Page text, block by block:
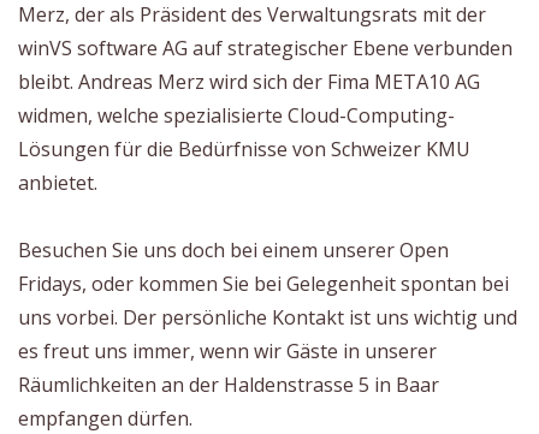
Merz, der als Präsident des Verwaltungsrats mit der
winVS software AG auf strategischer Ebene verbunden
bleibt. Andreas Merz wird sich der Fima META10 AG
widmen, welche spezialisierte Cloud-Computing-
Lösungen für die Bedürfnisse von Schweizer KMU
anbietet.
Besuchen Sie uns doch bei einem unserer Open
Fridays, oder kommen Sie bei Gelegenheit spontan bei
uns vorbei. Der persönliche Kontakt ist uns wichtig und
es freut uns immer, wenn wir Gäste in unserer
Räumlichkeiten an der Haldenstrasse 5 in Baar
empfangen dürfen.